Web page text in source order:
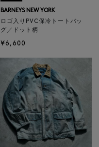
BARNEYS NEW YORK
ロゴ入りPVC保冷トートバッ
グ／ドット柄
¥6,600